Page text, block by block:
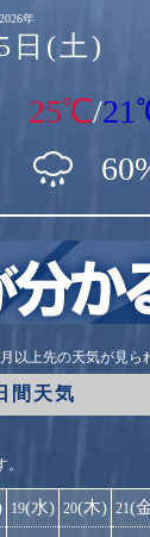
2026年
日(土)
25℃/
以上先の天気が見ら
間天気
19(水) 20(木) 21(